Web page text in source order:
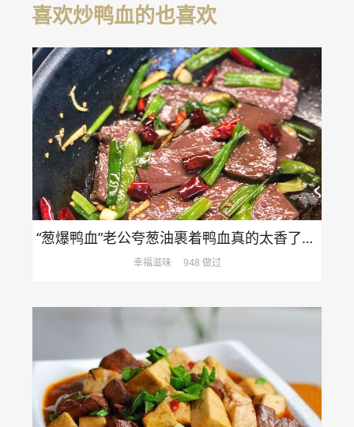
喜欢炒鸭血的也喜欢
“葱爆鸭血”老公夸葱油裹着鸭血真的太香了！连葱都吃的一干二净哈哈
幸福滋味 948 做过